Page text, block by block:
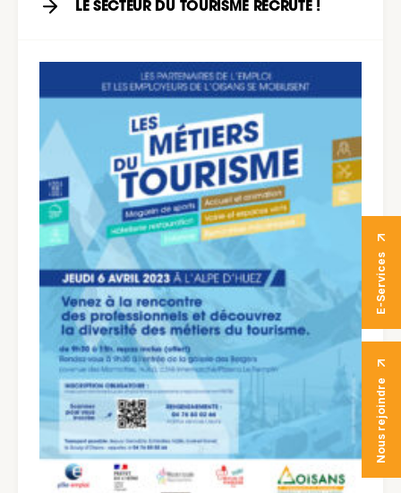
E-Services
Nous rejoindre
LE SECTEUR DU TOURISME RECRUTE !